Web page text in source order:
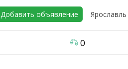
Добавить объявление Ярославль
0